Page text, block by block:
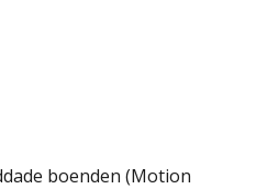
boenden (Motion